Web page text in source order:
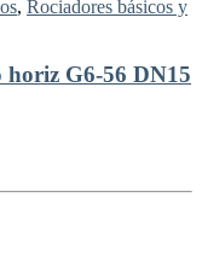
, Rociadores básicos y
horiz G6-56 DN15